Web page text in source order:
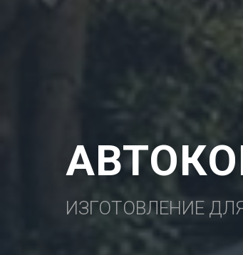
ИЗГОТОВЛЕНИЕ ДЛЯ